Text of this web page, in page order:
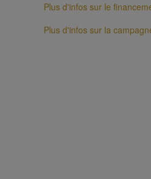
Plus d'infos sur le
Plus d'infos sur la